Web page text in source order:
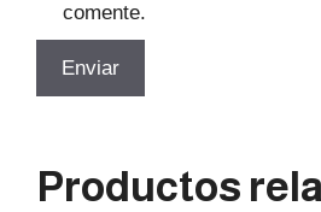
comente.
Productos